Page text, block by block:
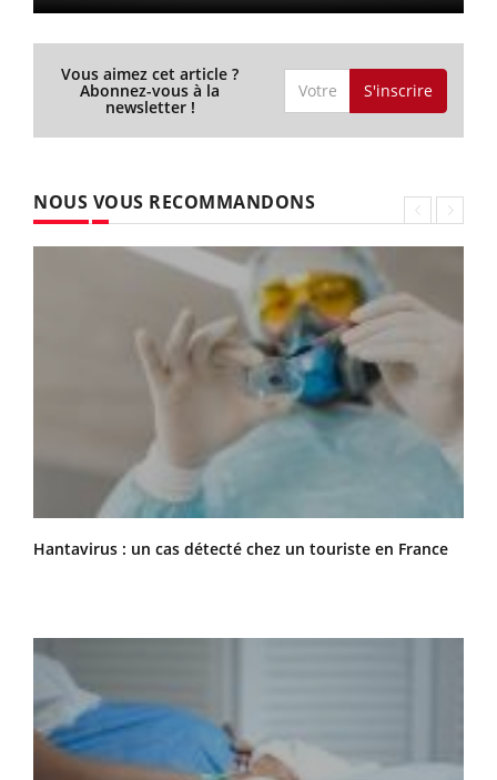
Vous aimez cet article ?
Abonnez-vous à la
newsletter !
S'inscrire
NOUS VOUS RECOMMANDONS
Hantavirus : un cas détecté chez un touriste en France